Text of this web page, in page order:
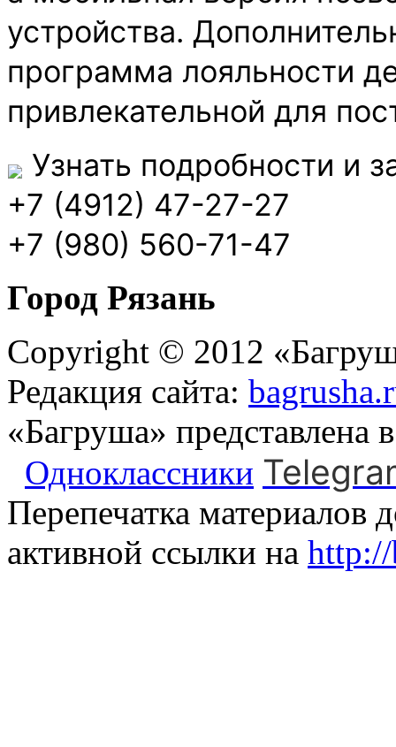
устройства.
программа лояльности
привлекательной для
Узнать подробности и
+7 (4912) 47-27-27
+7 (980) 560-71-47
Город Рязань
Copyright © 2012
Редакция сайта:
«Багруша» представлена
Одноклассники
Перепечатка материалов
активной ссылки на http://